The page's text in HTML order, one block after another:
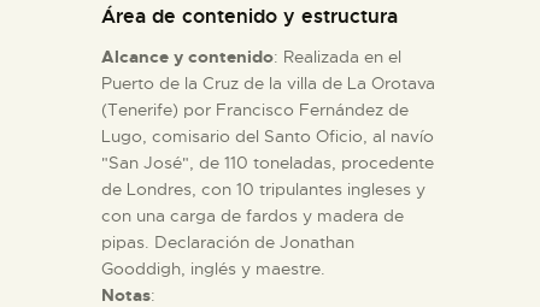
Área de contenido y estructura
Alcance y contenido: Realizada en el
Puerto de la Cruz de la villa de La Orotava
(Tenerife) por Francisco Fernández de
Lugo, comisario del Santo Oficio, al navío
"San José", de 110 toneladas, procedente
de Londres, con 10 tripulantes ingleses y
con una carga de fardos y madera de
pipas. Declaración de Jonathan
Gooddigh, inglés y maestre.
Notas: